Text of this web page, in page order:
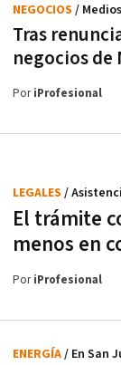
Tras
negocios de
NEGOCIOS /
PoriProfesional
El trámite
menos en
LEGALES /
PoriProfesional
ENERGÍA/ En San